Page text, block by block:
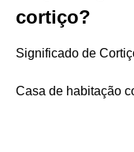
cortiço?
Significado de
Casa de habitação